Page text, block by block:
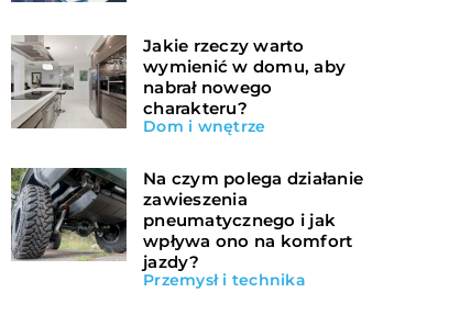
Jakie rzeczy warto
wymienić w domu, aby
nabrał nowego
charakteru?
Dom i wnętrze
Na czym polega działanie
zawieszenia
pneumatycznego i jak
wpływa ono na komfort
jazdy?
Przemysł i technika